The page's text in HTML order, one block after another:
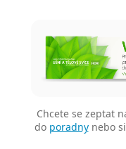
Chcete se zeptat
do poradnynebo